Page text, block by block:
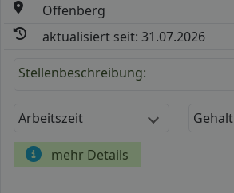
Offenberg
aktualisiert seit: 31.07.2026
Stellenbeschreibung:
Arbeitszeit Gehalt
mehr Details